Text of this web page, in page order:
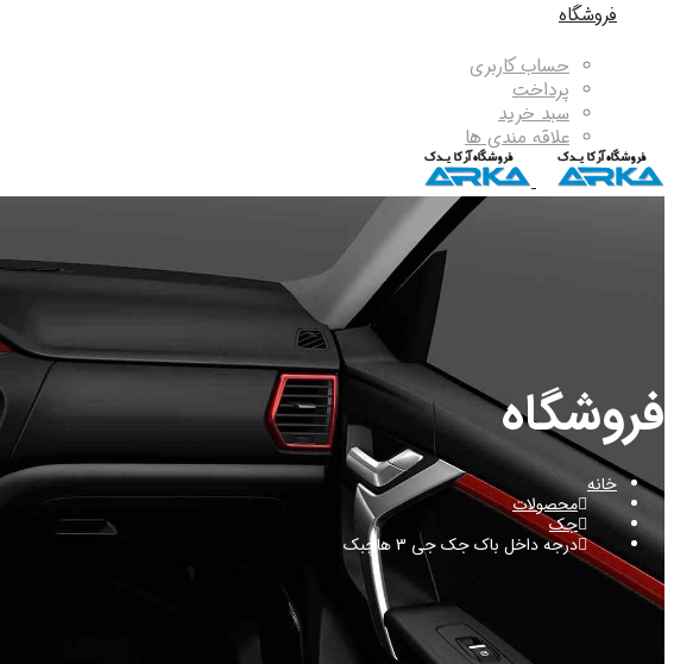
فروشگاه
حساب کاربری
پرداخت
سبد خرید
علاقه مندی ها
فروشگاه
خانه
محصولات
جک
درجه داخل باک جک جی 3 هاچبک